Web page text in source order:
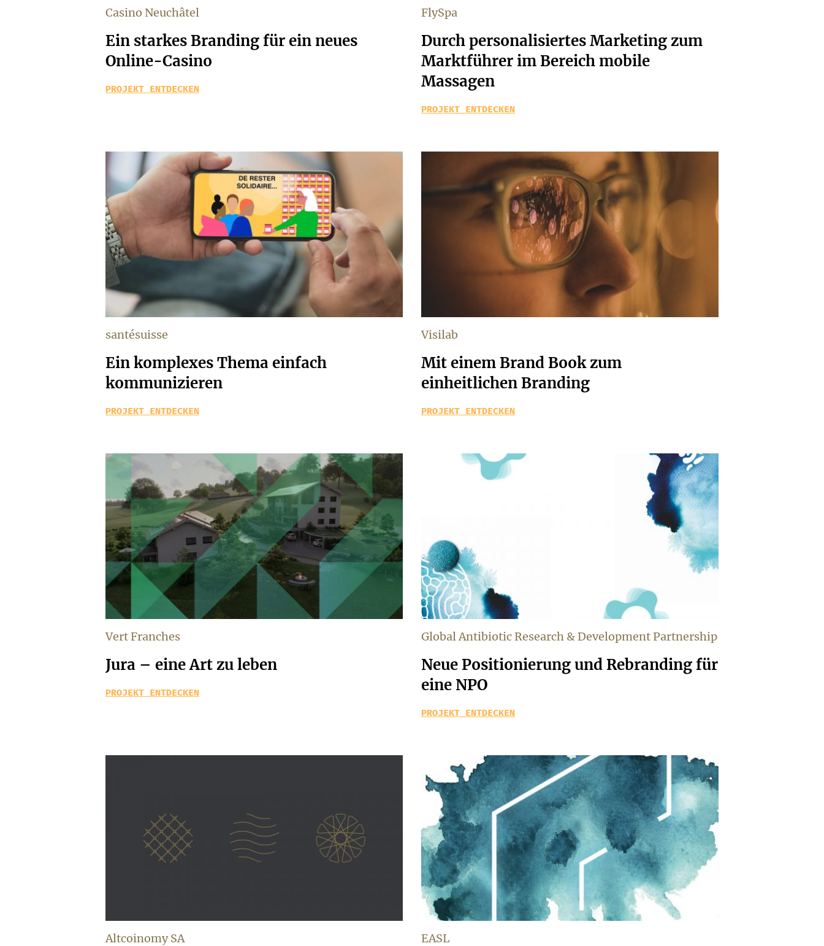
Casino Neuchâtel
Ein starkes Branding für ein neues
Online-Casino
PROJEKT ENTDECKEN
FlySpa
Durch personalisiertes Marketing zum
Marktführer im Bereich mobile
Massagen
PROJEKT ENTDECKEN
santésuisse
Ein komplexes Thema einfach
kommunizieren
PROJEKT ENTDECKEN
Visilab
Mit einem Brand Book zum
einheitlichen Branding
PROJEKT ENTDECKEN
Vert Franches
Jura – eine Art zu leben
PROJEKT ENTDECKEN
Global Antibiotic Research & Development Partnership
Neue Positionierung und Rebranding für
eine NPO
PROJEKT ENTDECKEN
Altcoinomy SA EASL